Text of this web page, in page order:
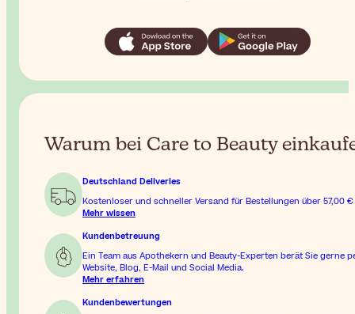
Warum bei Care to Beauty
Deutschland Deliveries
Kostenloser und schneller Versand für Bestellungen über 57,00 €
Mehr wissen
Kundenbetreuung
Ein Team aus Apothekern und Beauty-Experten berät Sie gerne
Website, Blog, E-Mail und Social Media.
Mehr erfahren
Kundenbewertungen